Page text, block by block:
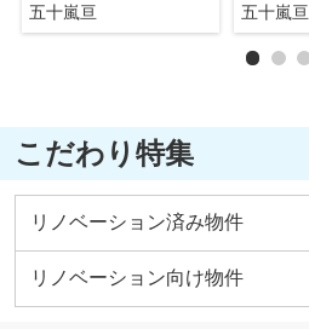
五十嵐亘 五十嵐亘
こだわり特集
リノベーション済み物件
リノベーション向け物件